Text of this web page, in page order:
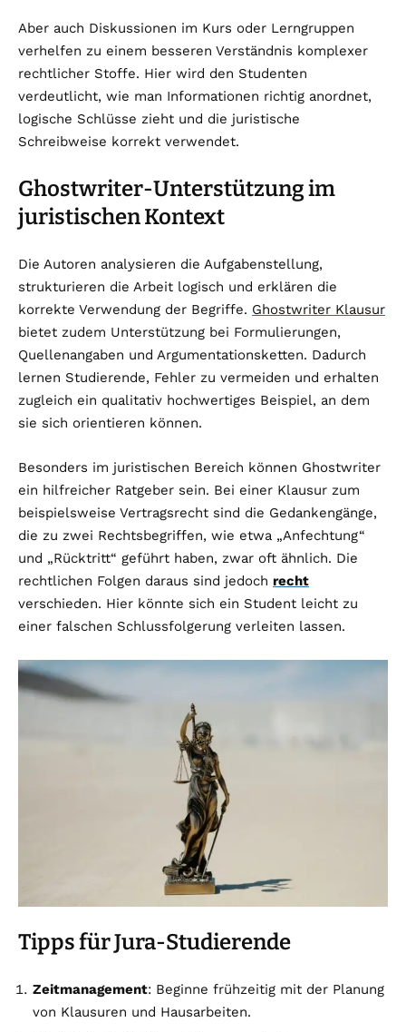
Aber auch Diskussionen im Kurs oder Lerngruppen
verhelfen zu einem besseren Verständnis komplexer
rechtlicher Stoffe. Hier wird den Studenten
verdeutlicht, wie man Informationen richtig anordnet,
logische Schlüsse zieht und die juristische
Schreibweise korrekt verwendet.
Ghostwriter-Unterstützung im
juristischen Kontext
Die Autoren analysieren die Aufgabenstellung,
strukturieren die Arbeit logisch und erklären die
korrekte Verwendung der Begriffe. Ghostwriter Klausur
bietet zudem Unterstützung bei Formulierungen,
Quellenangaben und Argumentationsketten. Dadurch
lernen Studierende, Fehler zu vermeiden und erhalten
zugleich ein qualitativ hochwertiges Beispiel, an dem
sie sich orientieren können.
Besonders im juristischen Bereich können Ghostwriter
ein hilfreicher Ratgeber sein. Bei einer Klausur zum
beispielsweise Vertragsrecht sind die Gedankengänge,
die zu zwei Rechtsbegriffen, wie etwa „Anfechtung“
und „Rücktritt“ geführt haben, zwar oft ähnlich. Die
rechtlichen Folgen daraus sind jedoch recht
verschieden. Hier könnte sich ein Student leicht zu
einer falschen Schlussfolgerung verleiten lassen.
Tipps für Jura-Studierende
Zeitmanagement: Beginne frühzeitig mit der Planung
von Klausuren und Hausarbeiten.